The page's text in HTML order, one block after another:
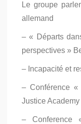
Le groupe
allemand
– « Départs
perspectives »
– Incapacité et
– Conférence
Justice
– Conference